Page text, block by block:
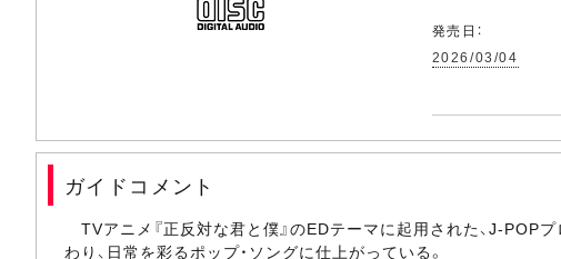
発売日：
2026/03/04
ガイドコメント
TVアニメ『正反対な君と僕』のEDテーマに起用された、J-POP
わり、日常を彩るポップ・ソングに仕上がっている。